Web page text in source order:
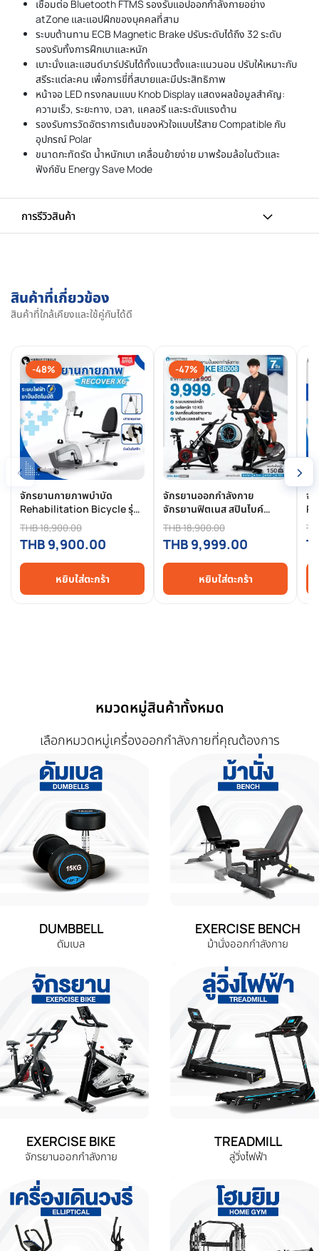
เชื่อมต่อ Bluetooth FTMS รองรับแอปออกกำลังกายอย่าง
atZone และแอปฝึกของบุคคลที่สาม
ระบบต้านทาน ECB Magnetic Brake ปรับระดับได้ถึง 32 ระดับ
รองรับทั้งการฝึกเบาและหนัก
เบาะนั่งและแฮนด์บาร์ปรับได้ทั้งแนวตั้งและแนวนอน ปรับให้เหมาะกับ
สรีระแต่ละคน เพื่อการขี่ที่สบายและมีประสิทธิภาพ
หน้าจอ LED ทรงกลมแบบ Knob Display แสดงผลข้อมูลสำคัญ:
ความเร็ว, ระยะทาง, เวลา, แคลอรี และระดับแรงต้าน
รองรับการวัดอัตราการเต้นของหัวใจแบบไร้สาย Compatible กับ
อุปกรณ์ Polar
ขนาดกะทัดรัด น้ำหนักเบา เคลื่อนย้ายง่าย มาพร้อมล้อในตัวและ
ฟังก์ชัน Energy Save Mode
การรีวิวสินค้า
สินค้าที่เกี่ยวข้อง
สินค้าที่ใกล้เคียงและใช้คู่กันได้ดี
‹
-48%
จักรยานกายภาพบําบัด
Rehabilitation Bicycle รุ่น
Recover X6 จักรยาน
กายภาพ ผู้สูงอายุ จักรยาน
กายภาพไฟฟ้า ปั่นอัตโนมัติ
RECUMBENT BIKE จักรยาน
เอนปั่น จักรยานผู้สูงอายุ
THB 18,900.00
THB 9,900.00
หยิบใส่ตะกร้า
-47%
จักรยานออกกำลังกาย
จักรยานฟิตเนส สปินไบค์
Spinning Bike รุ่น SB008
THB 18,900.00
THB 9,999.00
หยิบใส่ตะกร้า
จั
ก
›
หมวดหมู่สินค้าทั้งหมด
เลือกหมวดหมู่เครื่องออกกำลังกายที่คุณต้องการ
DUMBBELL
ดัมเบล
EXERCISE BENCH
ม้านั่งออกกำลังกาย
EXERCISE BIKE
จักรยานออกกำลังกาย
TREADMILL
ลู่วิ่งไฟฟ้า